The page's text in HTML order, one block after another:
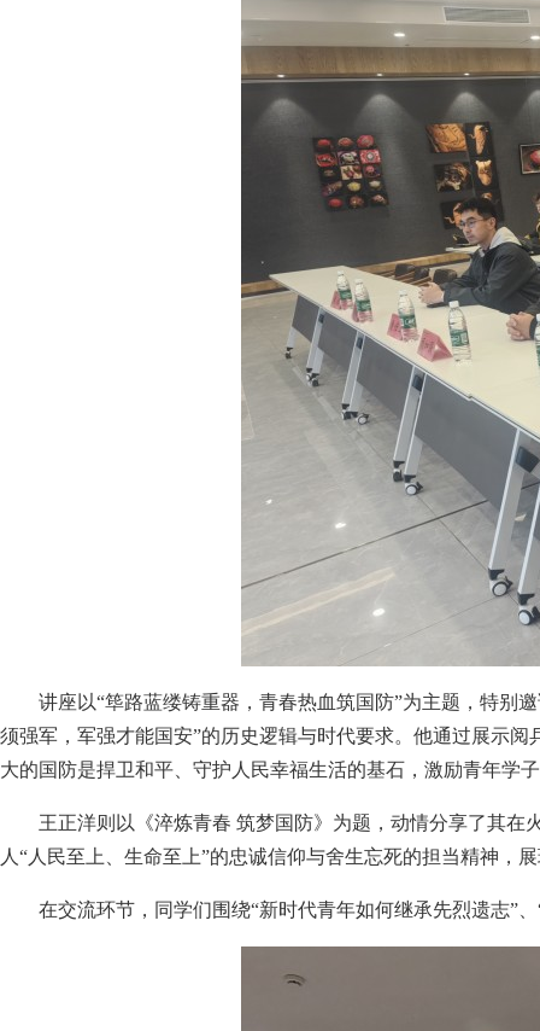
讲座以“筚路蓝缕铸重器，青春热血筑国防”为主题，特别
须强军，军强才能国安”的历史逻辑与时代要求。他通过展示
大的国防是捍卫和平、守护人民幸福生活的基石，激励青年学
王正洋则以《淬炼青春 筑梦国防》为题，动情分享了其
人“人民至上、生命至上”的忠诚信仰与舍生忘死的担当精神，
在交流环节，同学们围绕“新时代青年如何继承先烈遗志”